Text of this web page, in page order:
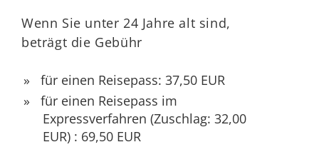
Wenn Sie unter 24 Jahre alt sind,
beträgt die Gebühr
für einen Reisepass: 37,50 EUR
für einen Reisepass im
Expressverfahren (Zuschlag: 32,00
EUR) : 69,50 EUR